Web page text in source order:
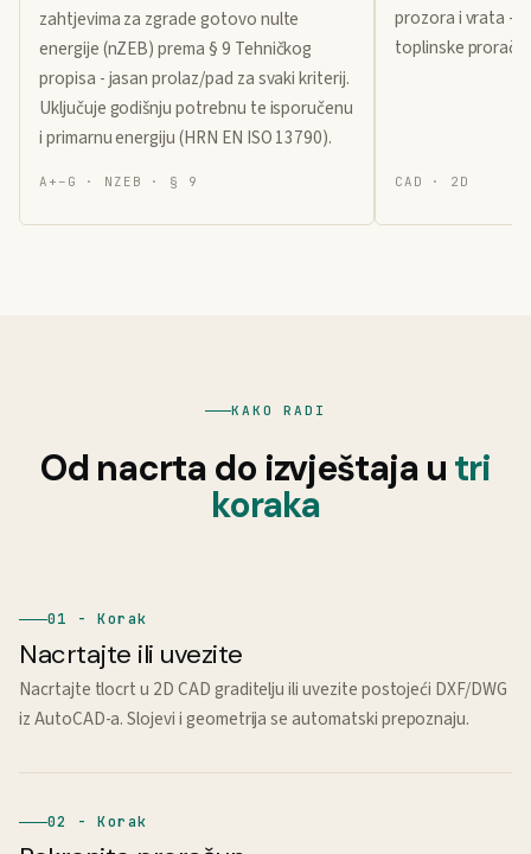
zahtjevima za zgrade gotovo nulte
energije (nZEB) prema § 9 Tehničkog
propisa - jasan prolaz/pad za svaki kriterij.
Uključuje godišnju potrebnu te isporučenu
i primarnu energiju (HRN EN ISO 13790).
A+–G · NZEB · § 9
prozora i vrata -
toplinske
CAD · 2D
KAKO RADI
Od nacrta do izvještaja u tri
koraka
01 - Korak
Nacrtajte ili uvezite
Nacrtajte tlocrt u 2D CAD graditelju ili uvezite postojeći DXF/DWG
iz AutoCAD-a. Slojevi i geometrija se automatski prepoznaju.
02 - Korak